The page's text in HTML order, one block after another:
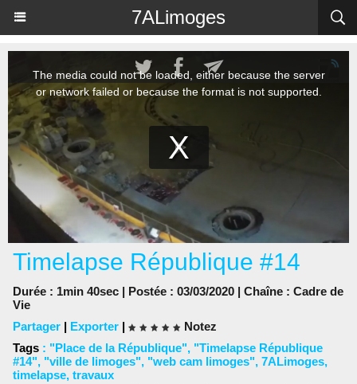
7ALimoges
Timelapse République #14
Durée : 1min 40sec | Postée : 03/03/2020 | Chaîne : Cadre de
Vie
Partager | Exporter |
Notez
Tags : "Place de la République", "Timelapse République
#14", "ville de limoges", "web cam limoges", 7ALimoges,
timelapse, travaux